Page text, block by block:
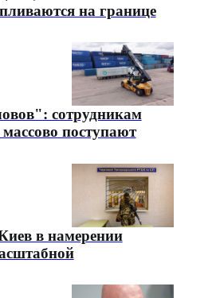
на границе
сотрудникам
поступают
в намерении